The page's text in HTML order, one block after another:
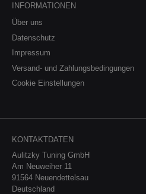
INFORMATIONEN
Über uns
Datenschutz
Impressum
Versand- und Zahlungsbedingungen
Cookie Einstellungen
KONTAKTDATEN
Aulitzky Tuning GmbH
Am Neuweiher 11
91564 Neuendettelsau
Deutschland